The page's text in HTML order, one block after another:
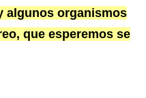
algunos organismos
que esperemos se